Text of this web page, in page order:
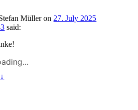
Mülleron27. July 2025
said:
↓